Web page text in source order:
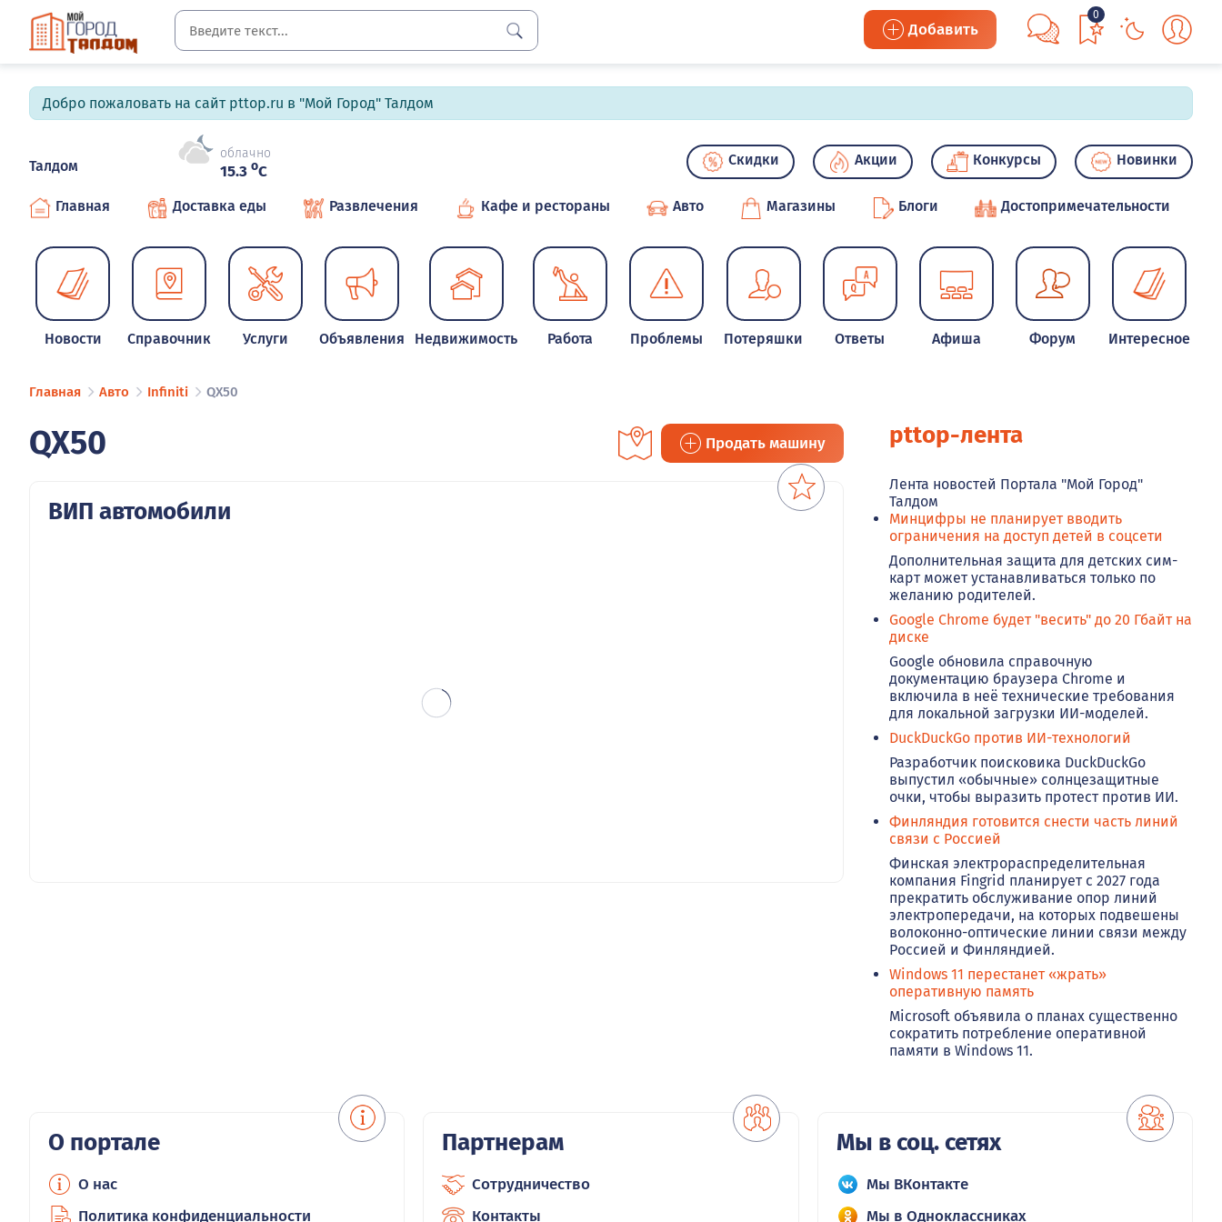
Добавить
0
Добро пожаловать на сайт pttop.ru в "Мой Город" Талдом
Талдом
облачно
15.3 oC
Скидки Акции Конкурсы Новинки
Главная Доставка еды Развлечения Кафе и рестораны Авто Магазины Блоги Достопримечательности
Новости Справочник Услуги Объявления Недвижимость Работа Проблемы Потеряшки Ответы Афиша Форум Интересное
Главная Авто Infiniti QX50
QX50 Продать машину
ВИП автомобили
pttop-лента
Лента новостей Портала "Мой Город"
Талдом
Минцифры не планирует вводить
ограничения на доступ детей в соцсети
Дополнительная защита для детских сим-
карт может устанавливаться только по
желанию родителей.
Google Chrome будет "весить" до 20 Гбайт на
диске
Google обновила справочную
документацию браузера Chrome и
включила в неё технические требования
для локальной загрузки ИИ-моделей.
DuckDuckGo против ИИ-технологий
Разработчик поисковика DuckDuckGo
выпустил «обычные» солнцезащитные
очки, чтобы выразить протест против ИИ.
Финляндия готовится снести часть линий
связи с Россией
Финская электрораспределительная
компания Fingrid планирует с 2027 года
прекратить обслуживание опор линий
электропередачи, на которых подвешены
волоконно-оптические линии связи между
Россией и Финляндией.
Windows 11 перестанет «жрать»
оперативную память
Microsoft объявила о планах существенно
сократить потребление оперативной
памяти в Windows 11.
О портале
О нас
Политика конфиденциальности
Партнерам
Сотрудничество
Контакты
Мы в соц. сетях
Мы ВКонтакте
Мы в Одноклассниках